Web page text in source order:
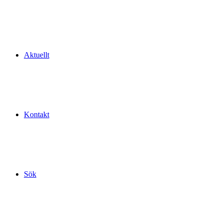
Aktuellt
Kontakt
Sök